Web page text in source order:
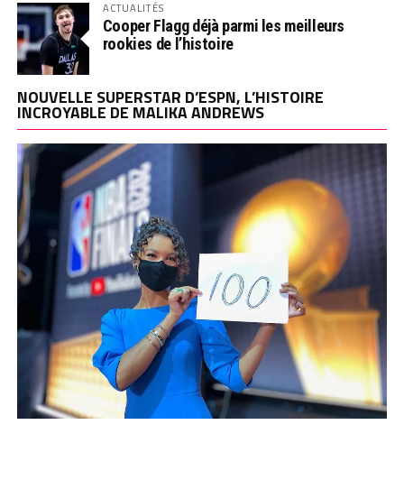
ACTUALITÉS
Cooper Flagg déjà parmi les meilleurs
rookies de l’histoire
NOUVELLE SUPERSTAR D’ESPN, L’HISTOIRE
INCROYABLE DE MALIKA ANDREWS